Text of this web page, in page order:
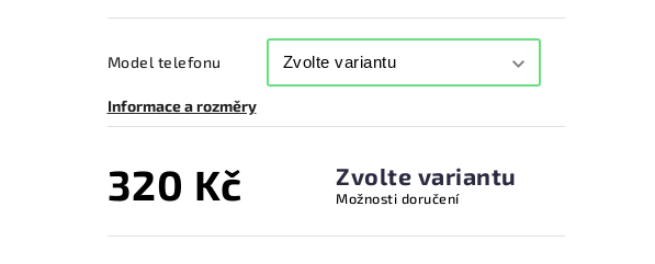
Model telefonu
Informace a rozměry
320 Kč Zvolte variantu
Možnosti doručení